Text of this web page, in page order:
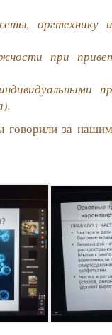
оргтехнику
при
за